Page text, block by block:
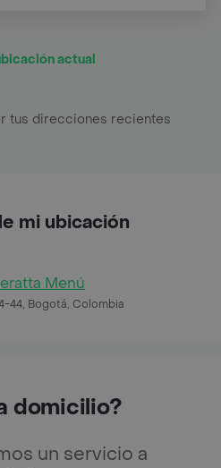
actual
tus direcciones recientes
mi ubicación
Menú
44, Bogotá, Colombia
domicilio?
un servicio a